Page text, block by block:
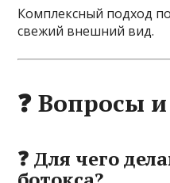
Комплексный подход
свежий внешний вид.
❓ Вопросы
❓ Для чего